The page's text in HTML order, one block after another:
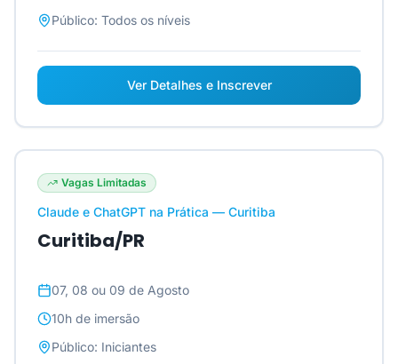
Público: Todos os níveis
Ver Detalhes e Inscrever
Vagas Limitadas
Claude e ChatGPT na Prática — Curitiba
Curitiba/PR
07, 08 ou 09 de Agosto
10h de imersão
Público: Iniciantes